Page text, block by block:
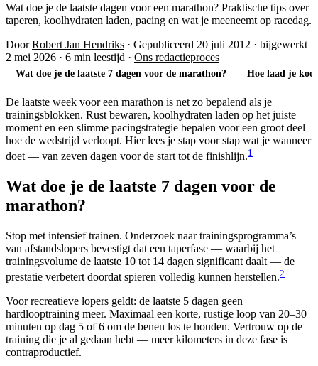
Wat doe je de laatste dagen voor een marathon? Praktische tips over
taperen, koolhydraten laden, pacing en wat je meeneemt op racedag.
DoorRobert Jan Hendriks · Gepubliceerd 20 juli 2012 · bijgewerkt
2 mei 2026 · 6 min leestijd · Ons redactieproces
Wat doe je de laatste 7 dagen voor de marathon? Hoe laad je
De laatste week voor een marathon is net zo bepalend als je
trainingsblokken. Rust bewaren, koolhydraten laden op het juiste
moment en een slimme pacingstrategie bepalen voor een groot deel
hoe de wedstrijd verloopt. Hier lees je stap voor stap wat je wanneer
doet — van zeven dagen voor de start tot de finishlijn.1
Wat doe je de laatste 7 dagen voor de
marathon?
Stop met intensief trainen. Onderzoek naar trainingsprogramma’s
van afstandslopers bevestigt dat een taperfase — waarbij het
trainingsvolume de laatste 10 tot 14 dagen significant daalt — de
prestatie verbetert doordat spieren volledig kunnen herstellen.2
Voor recreatieve lopers geldt: de laatste 5 dagen geen
hardlooptraining meer. Maximaal een korte, rustige loop van 20–30
minuten op dag 5 of 6 om de benen los te houden. Vertrouw op de
training die je al gedaan hebt — meer kilometers in deze fase is
contraproductief.